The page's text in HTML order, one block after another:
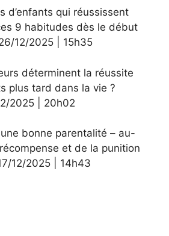
d’enfants qui réussissent
9 habitudes dès le début
12/2025 15h35
déterminent la réussite
plus tard dans la vie ?
2025 20h02
bonne parentalité – au-
et de la punition
12/2025 14h43